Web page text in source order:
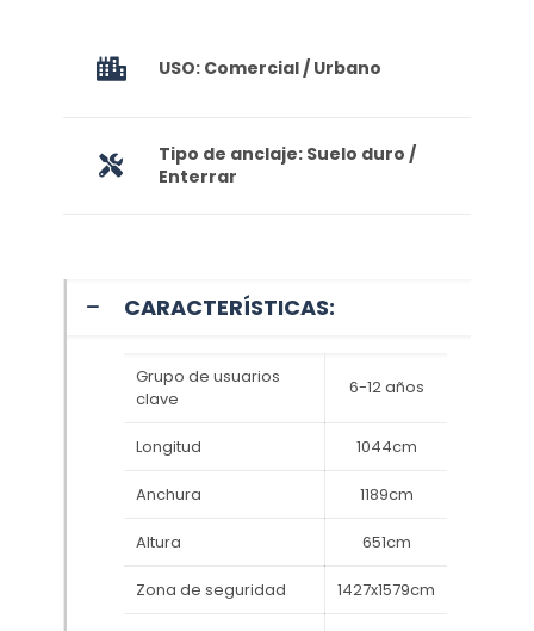
USO: Comercial / Urbano
Tipo de anclaje: Suelo duro /
Enterrar
CARACTERÍSTICAS:
Grupo de usuarios
clave
6-12 años
Longitud 1044cm
Anchura 1189cm
Altura 651cm
Zona de seguridad 1427x1579cm